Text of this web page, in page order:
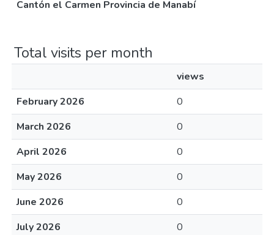
Cantón el Carmen Provincia de Manabí
Total visits per month
views
February 2026
0
March 2026
0
April 2026
0
May 2026
0
June 2026
0
July 2026
0